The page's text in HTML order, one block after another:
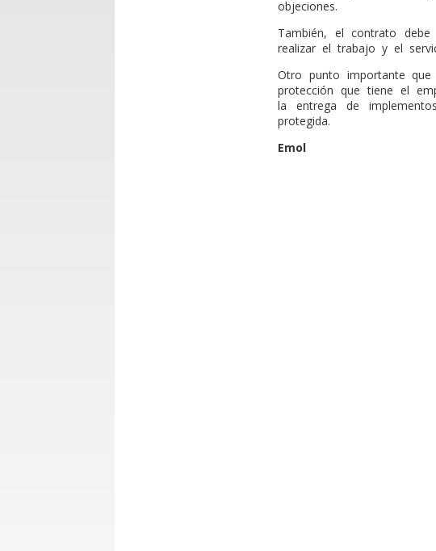
objeciones.
También, el contrato
realizar el trabajo y el
Otro punto importante
protección que tiene el
la entrega de
protegida.
Emol